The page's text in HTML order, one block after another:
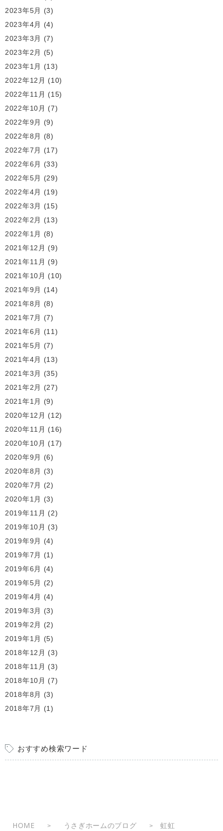
2023年5月
(3)
2023年4月
(4)
2023年3月
(7)
2023年2月
(5)
2023年1月
(13)
2022年12月 (10)
2022年11月 (15)
2022年10月 (7)
2022年9月
(9)
2022年8月
(8)
2022年7月
(17)
2022年6月
(33)
2022年5月
(29)
2022年4月
(19)
2022年3月
(15)
2022年2月
(13)
2022年1月
(8)
2021年12月 (9)
2021年11月 (9)
2021年10月 (10)
2021年9月
(14)
2021年8月
(8)
2021年7月
(7)
2021年6月
(11)
2021年5月
(7)
2021年4月
(13)
2021年3月
(35)
2021年2月
(27)
2021年1月
(9)
2020年12月 (12)
2020年11月 (16)
2020年10月 (17)
2020年9月
(6)
2020年8月
(3)
2020年7月
(2)
2020年1月
(3)
2019年11月 (2)
2019年10月 (3)
2019年9月
(4)
2019年7月
(1)
2019年6月
(4)
2019年5月
(2)
2019年4月
(4)
2019年3月
(3)
2019年2月
(2)
2019年1月
(5)
2018年12月 (3)
2018年11月 (3)
2018年10月 (7)
2018年8月
(3)
2018年7月
(1)
おすすめ検索ワード
HOME > うさぎホームのブログ > 虹虹